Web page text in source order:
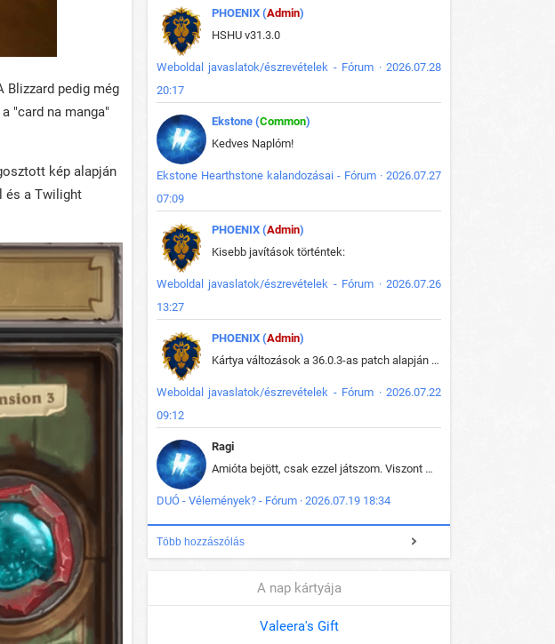
Blizzard pedig még
"card na manga"
kép alapján
és a Twilight
PHOENIX (Admin)
HSHU v31.3.0
Weboldal javaslatok/észrevételek - Fórum · 2026.07.28
20:17
Ekstone (Common)
Kedves Naplóm!
Ekstone Hearthstone kalandozásai - Fórum · 2026.07.27
07:09
PHOENIX (Admin)
Kisebb javítások történtek:
Weboldal javaslatok/észrevételek - Fórum · 2026.07.26
13:27
PHOENIX (Admin)
Kártya változások a 36.0.3-as patch alapján frissítve az adatbázisban (képek is cserélve).
Weboldal javaslatok/észrevételek - Fórum · 2026.07.22
09:12
Ragi
Amióta bejött, csak ezzel játszom. Viszont mint minden más - akár az alapjáték is, ez is baromira összetett lett. Néha már pár kör után is esélytelen az egész. Vagy irreállisan túltápol valaki, vagy lelép a partner, vagy csak hülye mint a segg. És amikor eljönne az én időm, na akkor jön el mindenki másé is. Engem jobban érdekelne, hogy ki milyen ratingen szokott játszani. Na ez lenne egy érdekes adat.
DUÓ - Vélemények? - Fórum · 2026.07.19 18:34
Több hozzászólás
A nap kártyája
Valeera's Gift